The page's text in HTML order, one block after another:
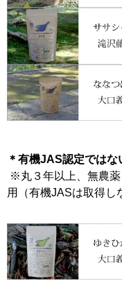
＊有機JAS認定ではな
※丸３年以上、無農
用（有機JASは取得し